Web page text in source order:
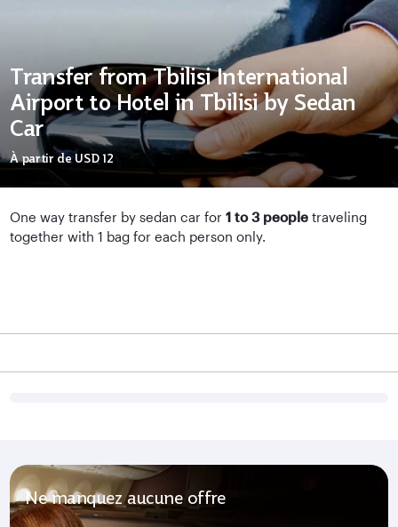
Transfer from Tbilisi International
Airport to Hotel in Tbilisi by Sedan
Car
À partir deUSD 12
One way transfer by sedan car for1 to 3 people traveling
together with 1 bag for each person only.
Ne manquez aucune offre